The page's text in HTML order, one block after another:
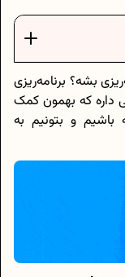
بشه؟ برنامه‌ریزی
داره که بهمون کمک
و بتونیم به